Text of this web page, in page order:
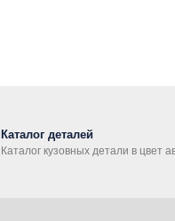
Каталог деталей
Каталог кузовных детали в цвет